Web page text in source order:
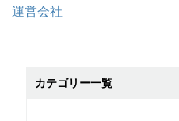
運営会社
カテゴリー一覧